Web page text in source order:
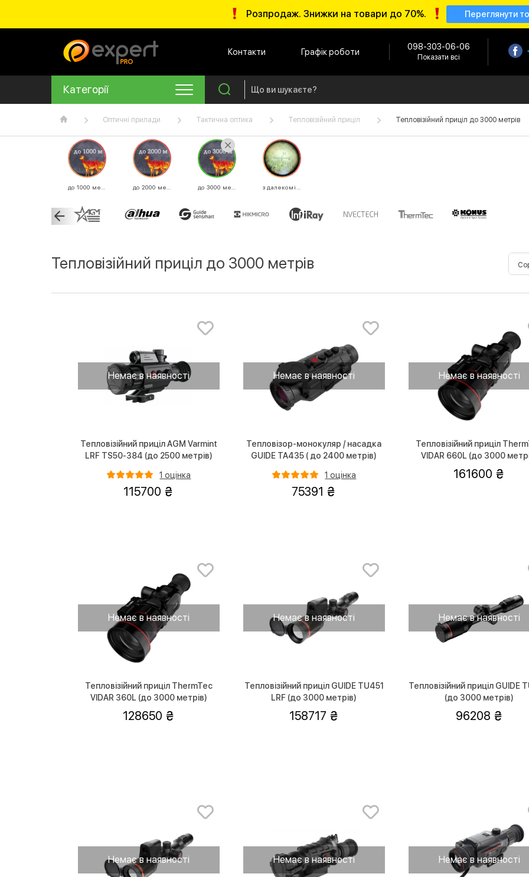
Розпродаж. Знижки на товари до 70%. Переглянути
Контакти Графік роботи
098-303-06-06
Показати всі
Категорії
Оптичні прилади Тактична оптика Тепловізійний приціл Тепловізійний приціл до 3000 метрів
Тепловізійний приціл до 3000 метрів
Немає в наявності
Тепловізійний приціл AGM Varmint
LRF TS50-384 (до 2500 метрів)
1 оцінка
115700
Немає в наявності
Тепловізор-монокуляр / насадка
GUIDE TA435 ( до 2400 метрів)
1 оцінка
75391
Немає в наявності
Тепловізійний приціл
VIDAR 660L (до 3000
161600
Немає в наявності
Тепловізійний приціл ThermTec
VIDAR 360L (до 3000 метрів)
128650
Немає в наявності
Тепловізійний приціл GUIDE TU451
LRF (до 3000 метрів)
158717
Немає в наявності
Тепловізійний приціл GUIDE
(до 3000 метрів)
96208
Немає в наявності Немає в наявності Немає в наявності